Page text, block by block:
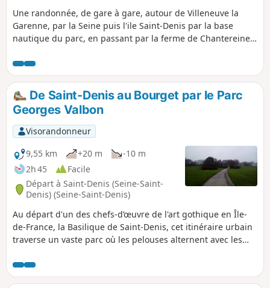
important. L’ensemble reflète un tissu urbain
ancien, peu propice à la création de grands
espaces naturels.
Une randonnée, de gare à gare, autour de Villeneuve la
Garenne, par la Seine puis l'ile Saint-Denis par la base
nautique du parc, en passant par la ferme de Chantereine
sans trop de distance et de dénivelé.
De Saint-Denis au Bourget par le Parc
Georges Valbon
Visorandonneur
9,55 km
+20 m
-10 m
2h 45
Facile
Départ à Saint-Denis (Seine-Saint-
Denis) (Seine-Saint-Denis)
Au départ d'un des chefs-d’œuvre de l'art gothique en Île-
de-France, la Basilique de Saint-Denis, cet itinéraire urbain
traverse un vaste parc où les pelouses alternent avec les
mémorielle est présente dans la commune du Bourget qui
fut le théâtre d'âpres combats en 1870-1871.